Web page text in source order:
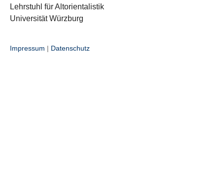
Lehrstuhl für Altorientalistik
Universität Würzburg
Impressum | Datenschutz